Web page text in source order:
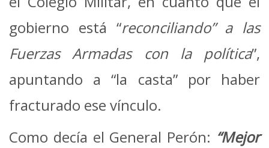
gobierno está “reconciliando” a las
Fuerzas Armadas con la política”,
apuntando a “la casta” por haber
fracturado ese vínculo.
Como decía el General Perón: “Mejor